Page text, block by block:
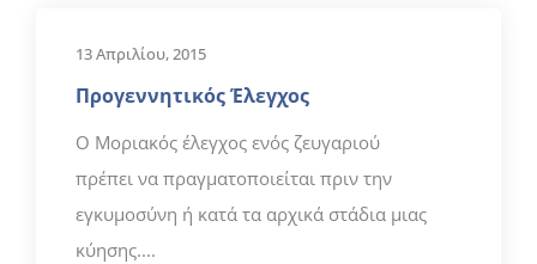
13 Απριλίου, 2015
Προγεννητικός Έλεγχος
Ο Μοριακός έλεγχος ενός ζευγαριού
πρέπει να πραγματοποιείται πριν την
εγκυμοσύνη ή κατά τα αρχικά στάδια μιας
κύησης....